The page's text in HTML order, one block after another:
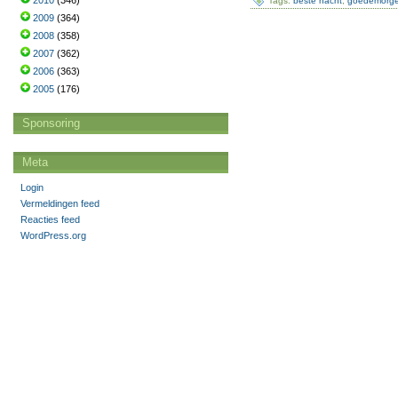
2009 (364)
2008 (358)
2007 (362)
2006 (363)
2005 (176)
Sponsoring
Meta
Login
Vermeldingen feed
Reacties feed
WordPress.org